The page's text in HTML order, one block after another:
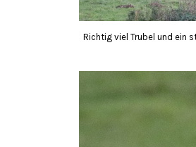
Richtig viel Trubel und ein